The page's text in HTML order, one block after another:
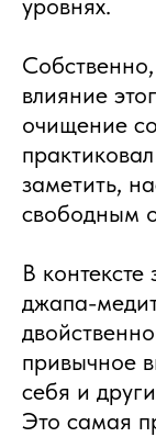
уровнях.
влияние
очищение
заметить,
свободным
В
джапа-
привычное
себя и
Это самая